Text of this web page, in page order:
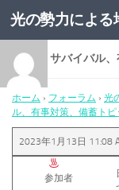
コンテンツへス
光の勢力による
返信先: サバイバル
ホーム › フォーラム › 光
ル、有事対策、備蓄トピ
2023年1月13日 11:08
参加者